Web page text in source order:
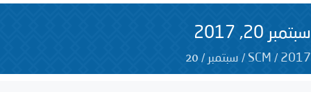
سبتمبر 20, 2017
SCM / 2017
/ سبتمبر /
20